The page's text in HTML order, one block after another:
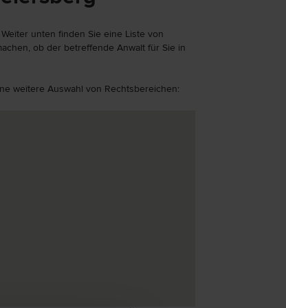
unten finden Sie eine Liste von
ob der betreffende Anwalt für Sie in
weitere Auswahl von Rechtsbereichen: